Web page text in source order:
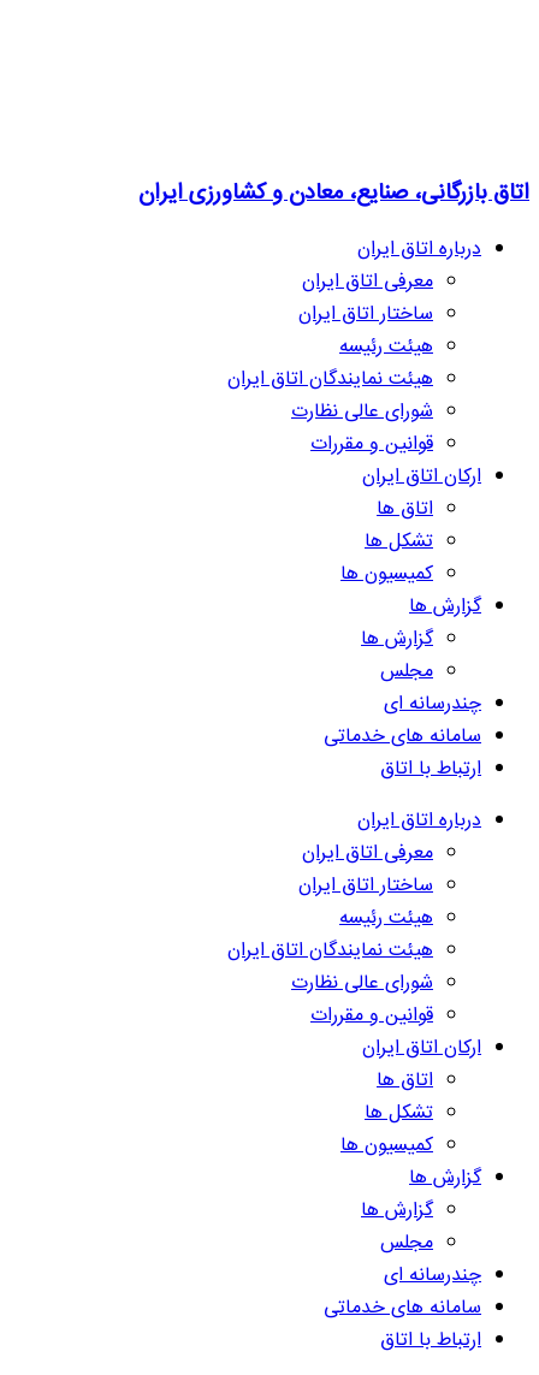
اتاق بازرگانی، صنایع، معادن و کشاورزی ایران
درباره اتاق ایران
معرفی اتاق ایران
ساختار اتاق ایران
هیئت رئیسه
هیئت نمایندگان اتاق ایران
شورای عالی نظارت
قوانین و مقررات
ارکان اتاق ایران
اتاق ها
تشکل ها
کمیسیون ها
گزارش ها
گزارش ها
مجلس
چندرسانه ای
سامانه های خدماتی
ارتباط با اتاق
درباره اتاق ایران
معرفی اتاق ایران
ساختار اتاق ایران
هیئت رئیسه
هیئت نمایندگان اتاق ایران
شورای عالی نظارت
قوانین و مقررات
ارکان اتاق ایران
اتاق ها
تشکل ها
کمیسیون ها
گزارش ها
گزارش ها
مجلس
چندرسانه ای
سامانه های خدماتی
ارتباط با اتاق